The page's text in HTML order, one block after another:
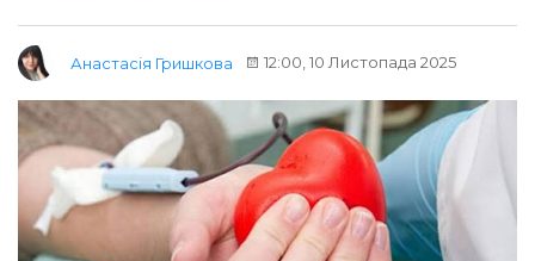
Анастасія Гришкова 12:00, 10 Листопада 2025